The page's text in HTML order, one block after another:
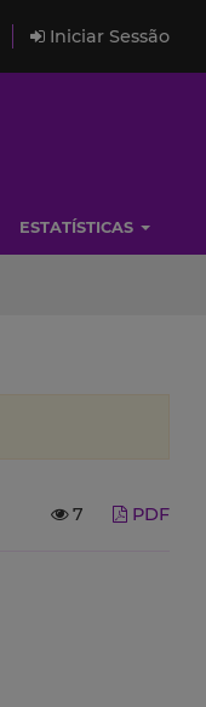
Iniciar Sessão
ESTATÍSTICAS
7 PDF